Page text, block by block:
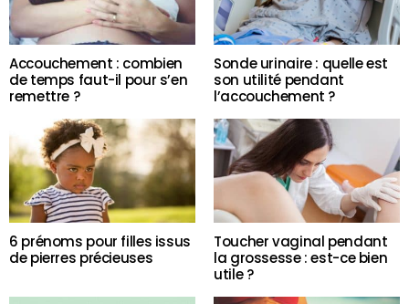
Accouchement : combien
de temps faut-il pour s’en
remettre ?
Sonde urinaire : quelle est
son utilité pendant
l’accouchement ?
6 prénoms pour filles issus
de pierres précieuses
Toucher vaginal pendant
la grossesse : est-ce bien
utile ?